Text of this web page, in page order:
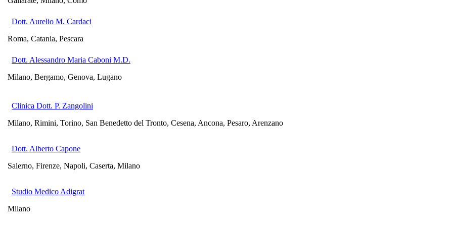
Dott. Aurelio M. Cardaci
Roma, Catania, Pescara
Dott. Alessandro Maria Caboni M.D.
Milano, Bergamo, Genova, Lugano
Clinica Dott. P. Zangolini
Milano, Rimini, Torino, San Benedetto del Tronto, Cesena, Ancona, Pesaro, Arenzano
Dott. Alberto Capone
Salerno, Firenze, Napoli, Caserta, Milano
Studio Medico Adigrat
Milano